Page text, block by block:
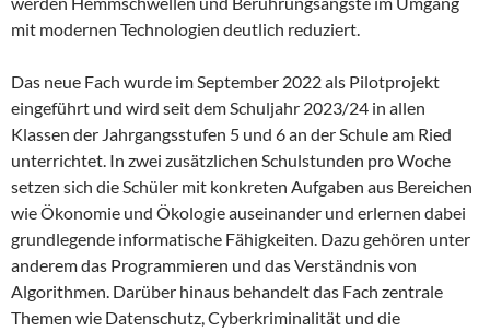
mit modernen Technologien deutlich reduziert.
Das neue Fach wurde im September 2022 als Pilotprojekt
eingeführt und wird seit dem Schuljahr 2023/24 in allen
Klassen der Jahrgangsstufen 5 und 6 an der Schule am Ried
unterrichtet. In zwei zusätzlichen Schulstunden pro Woche
setzen sich die Schüler mit konkreten Aufgaben aus Bereichen
wie Ökonomie und Ökologie auseinander und erlernen dabei
grundlegende informatische Fähigkeiten. Dazu gehören unter
anderem das Programmieren und das Verständnis von
Algorithmen. Darüber hinaus behandelt das Fach zentrale
Themen wie Datenschutz, Cyberkriminalität und die